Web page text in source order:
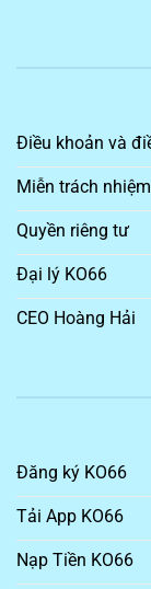
Điều khoản và
Miễn trách nhiệm
Quyền riêng tư
Đại lý KO66
CEO Hoàng Hải
Đăng ký KO66
Tải App KO66
Nạp Tiền KO66